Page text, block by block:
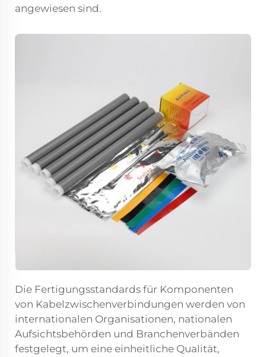
angewiesen sind.
Die Fertigungsstandards für Komponenten
von Kabelzwischenverbindungen werden von
internationalen Organisationen, nationalen
Aufsichtsbehörden und Branchenverbänden
festgelegt, um eine einheitliche Qualität,